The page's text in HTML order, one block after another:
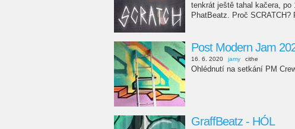
tenkrát ještě tahal kačera,
PhatBeatz. Proč
Post Modern Jam
16. 6. 2020 jamy cithe
Ohlédnutí na setkání PM
GraffBeatz - HÓL